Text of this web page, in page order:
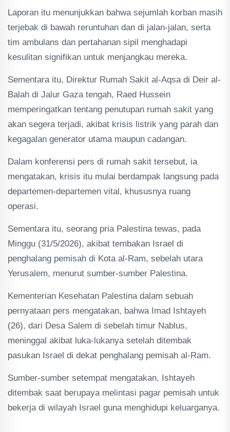
Laporan itu menunjukkan bahwa sejumlah korban masih
terjebak di bawah reruntuhan dan di jalan-jalan, serta
tim ambulans dan pertahanan sipil menghadapi
kesulitan signifikan untuk menjangkau mereka.
Sementara itu, Direktur Rumah Sakit al-Aqsa di Deir al-
Balah di Jalur Gaza tengah, Raed Hussein
memperingatkan tentang penutupan rumah sakit yang
akan segera terjadi, akibat krisis listrik yang parah dan
kegagalan generator utama maupun cadangan.
Dalam konferensi pers di rumah sakit tersebut, ia
mengatakan, krisis itu mulai berdampak langsung pada
departemen-departemen vital, khususnya ruang
operasi.
Sementara itu, seorang pria Palestina tewas, pada
Minggu (31/5/2026), akibat tembakan Israel di
penghalang pemisah di Kota al-Ram, sebelah utara
Yerusalem, menurut sumber-sumber Palestina.
Kementerian Kesehatan Palestina dalam sebuah
pernyataan pers mengatakan, bahwa Imad Ishtayeh
(26), dari Desa Salem di sebelah timur Nablus,
meninggal akibat luka-lukanya setelah ditembak
pasukan Israel di dekat penghalang pemisah al-Ram.
Sumber-sumber setempat mengatakan, Ishtayeh
ditembak saat berupaya melintasi pagar pemisah untuk
bekerja di wilayah Israel guna menghidupi keluarganya.